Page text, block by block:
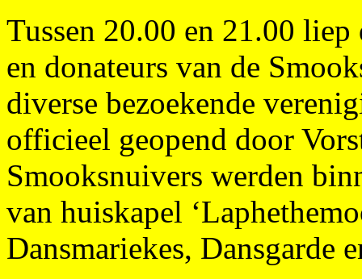
Tussen 20.00 en 21.00
en donateurs van de
diverse bezoekende
officieel geopend door
Smooksnuivers werden
van huiskapel
Dansmariekes, Dansgarde